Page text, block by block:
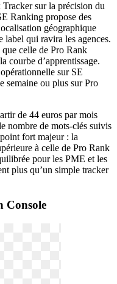
sur la précision du
Ranking propose des
géographique
qui ravira les agences.
celle de Pro Rank
courbe d’apprentissage.
sur SE
semaine ou plus sur Pro
de 44 euros par mois
nombre de mots-clés suivis
fort majeur : la
à celle de Pro Rank
pour les PME et les
plus qu’un simple tracker
Console